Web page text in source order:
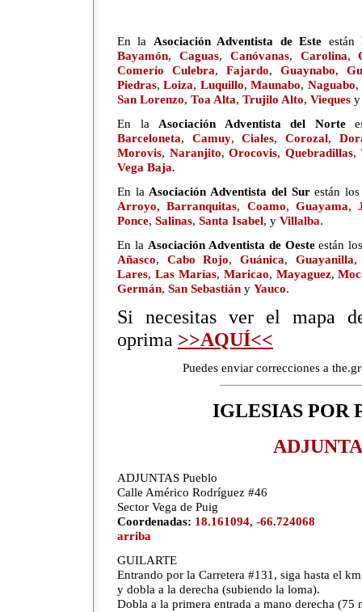
En la Asociación Adventista de Este
Bayamón, Caguas, Canóvanas, Carolina,
Comerío
Culebra, Fajardo, Guaynabo,
Piedras,Loiza, Luquillo,Maunabo, Naguabo,
San Lorenzo, Toa Alta, Trujilo Alto, Vieques
En la Asociación Adventista del Norte
Barceloneta, Camuy,Ciales,Corozal,
Morovis, Naranjito,Orocovis,Quebradillas,
Vega Baja.
En la Asociación Adventista del Surestán
Arroyo, Barranquitas, Coamo, Guayama,
Ponce, Salinas, Santa Isabel, y Villalba.
En la Asociación Adventista de Oesteestán
Añasco, Cabo Rojo,Guánica, Guayanilla
Lares, Las Marías, Maricao, Mayaguez,
Germán, San Sebastián y Yauco.
Si necesitas ver el mapa
oprima >>AQUÍ<<
Puedes enviar correcciones a
IGLESIAS POR
ADJUNTAS Pueblo
Calle Américo Rodríguez #46
Sector Vega de Puig
Coordenadas: 18.161094, -66.724068
arriba
GUILARTE
Entrando por la Carretera #131, siga hasta el
y dobla a la derecha (subiendo la loma).
Dobla a la primera entrada a mano derecha (75